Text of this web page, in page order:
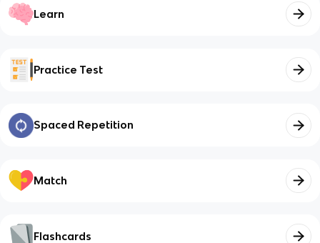
Learn
Practice Test
Spaced Repetition
Match
Flashcards